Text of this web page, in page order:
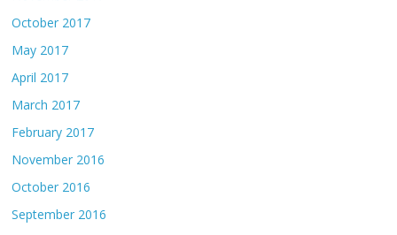
October 2017
May 2017
April 2017
March 2017
February 2017
November 2016
October 2016
September 2016